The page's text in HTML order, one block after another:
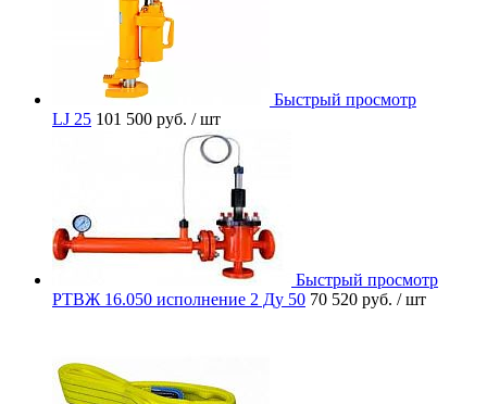
Быстрый просмотр
LJ 25 101 500 руб. / шт
Быстрый просмотр
РТВЖ 16.050 исполнение 2 Ду 50 70 520 руб. / шт